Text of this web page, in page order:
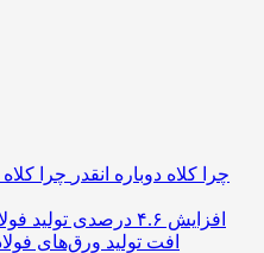
چرا کلاه دوباره انقدر
افت تولید ورق‌های